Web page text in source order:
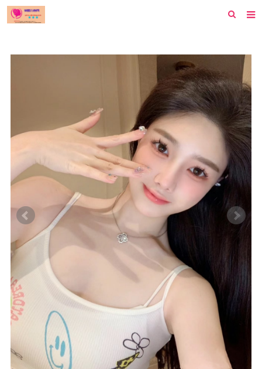
芝加哥
旧金山
西雅图
新泽西
休斯顿
华盛顿
圣荷西
San Diego
波特兰